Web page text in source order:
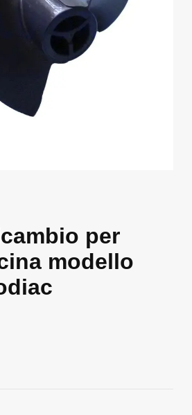
per
modello